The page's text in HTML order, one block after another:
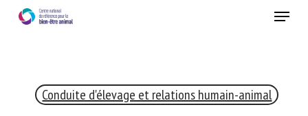
Menu
Conduite d'élevage et relations humain-animal
RECEVEZ CHAQUE MOIS GRATUITEMENT